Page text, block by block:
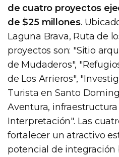
de cuatro proyectos
de $25 millones.
Laguna Brava, Ruta de
proyectos son: "Sitio
de Mudaderos",
de Los Arrieros",
Turista en Santo
Aventura,
Interpretación". Las
fortalecer un atractivo
potencial de integración